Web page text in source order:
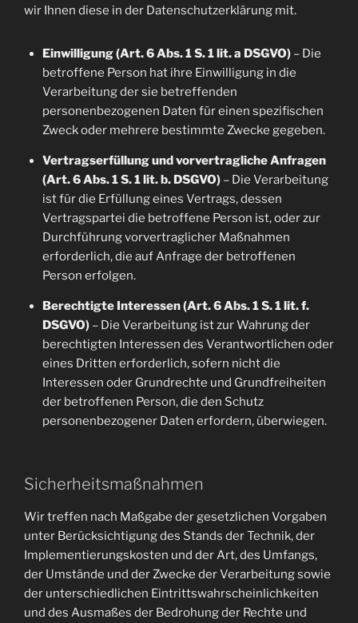
wir Ihnen diese in der Datenschutzerklärung mit.
Einwilligung (Art. 6 Abs. 1 S. 1 lit. a DSGVO)– Die
betroffene Person hat ihre Einwilligung in die
Verarbeitung der sie betreffenden
personenbezogenen Daten für einen spezifischen
Zweck oder mehrere bestimmte Zwecke gegeben.
Vertragserfüllung und vorvertragliche Anfragen
(Art. 6 Abs. 1 S. 1 lit. b. DSGVO)– Die Verarbeitung
ist für die Erfüllung eines Vertrags, dessen
Vertragspartei die betroffene Person ist, oder zur
Durchführung vorvertraglicher Maßnahmen
erforderlich, die auf Anfrage der betroffenen
Person erfolgen.
Berechtigte Interessen (Art. 6 Abs. 1 S. 1 lit. f.
DSGVO)– Die Verarbeitung ist zur Wahrung der
berechtigten Interessen des Verantwortlichen oder
eines Dritten erforderlich, sofern nicht die
Interessen oder Grundrechte und Grundfreiheiten
der betroffenen Person, die den Schutz
personenbezogener Daten erfordern, überwiegen.
Sicherheitsmaßnahmen
Wir treffen nach Maßgabe der gesetzlichen Vorgaben
unter Berücksichtigung des Stands der Technik, der
Implementierungskosten und der Art, des Umfangs,
der Umstände und der Zwecke der Verarbeitung sowie
der unterschiedlichen Eintrittswahrscheinlichkeiten
und des Ausmaßes der Bedrohung der Rechte und